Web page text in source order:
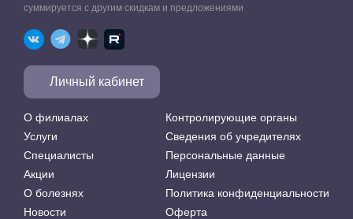
суммируется с другим скидкам и предложениями
О филиалах
Услуги
Специалисты
Акции
О болезнях
Новости
Контролирующие органы
Сведения об учредителях
Персональные данные
Лицензии
Политика конфиденциальности
Оферта
Личный кабинет